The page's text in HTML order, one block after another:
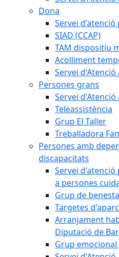
Dona
Servei
SIAD (CCAP)
TAM dispositiu
Acolliment
Servei d'Atenció
Persones grans
Servei d'Atenció
Teleassistència
Grup El Taller
Treballadora
Persones amb
discapacitats
Servei
a persones
Grup de
Targetes
Arranjament
Diputació de
Grup